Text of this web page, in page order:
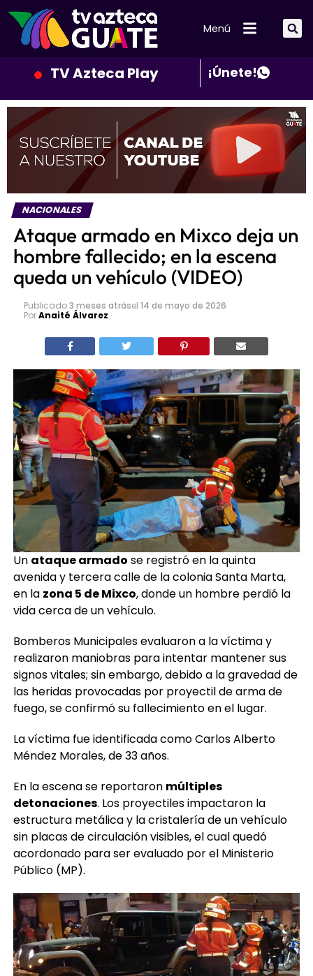
Menú
TV Azteca Play ¡Únete!
NACIONALES
Ataque armado en Mixco deja un
hombre fallecido; en la escena
queda un vehículo (VIDEO)
Publicado3 meses atrásel 14 de mayo de 2026
PorAnaité Álvarez
Un ataque armado se registró en la quinta
avenida y tercera calle de la colonia Santa Marta,
en la zona 5 de Mixco, donde un hombre perdió la
vida cerca de un vehículo.
Bomberos Municipales evaluaron a la víctima y
realizaron maniobras para intentar mantener sus
signos vitales; sin embargo, debido a la gravedad de
las heridas provocadas por proyectil de arma de
fuego, se confirmó su fallecimiento en el lugar.
La víctima fue identificada como Carlos Alberto
Méndez Morales, de 33 años.
En la escena se reportaron múltiples
detonaciones. Los proyectiles impactaron la
estructura metálica y la cristalería de un vehículo
sin placas de circulación visibles, el cual quedó
acordonado para ser evaluado por el Ministerio
Público (MP).